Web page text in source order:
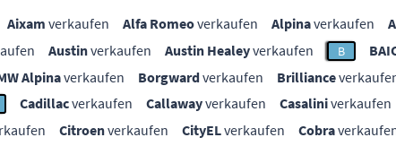
Aixam verkaufen Alfa Romeoverkaufen Alpinaverkaufen
Austinverkaufen Austin Healeyverkaufen B
Alpinaverkaufen Borgwardverkaufen Brilliance
Cadillacverkaufen Callawayverkaufen Casaliniverkaufen
Citroenverkaufen CityELverkaufen Cobra